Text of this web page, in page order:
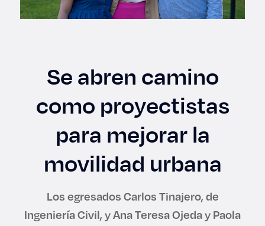
Graduaciones
Derecho
Lo más buscado
Se abren camino
como proyectistas
para mejorar la
movilidad urbana
Los egresados Carlos Tinajero, de
Ingeniería Civil, y Ana Teresa Ojeda y Paola